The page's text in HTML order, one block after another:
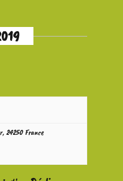
,24250 France